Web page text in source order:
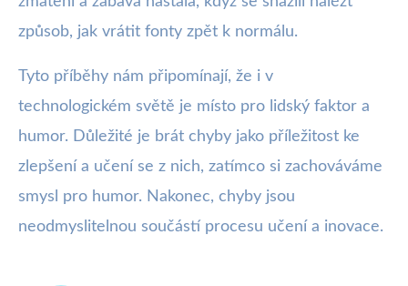
způsob, jak vrátit fonty zpět k normálu.
Tyto příběhy nám připomínají, že i v
technologickém světě je místo pro lidský faktor a
humor. Důležité je brát chyby jako příležitost ke
zlepšení a učení se z nich, zatímco si zachováváme
smysl pro humor. Nakonec, chyby jsou
neodmyslitelnou součástí procesu učení a inovace.